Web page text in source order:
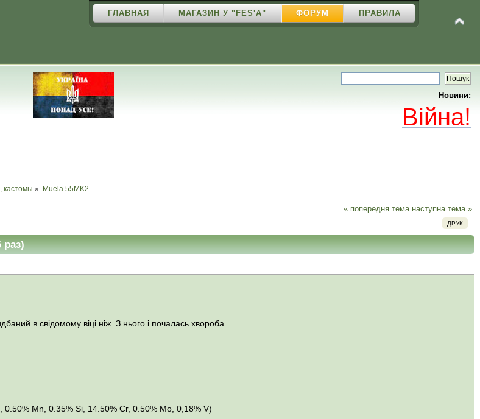
ГЛАВНАЯ МАГАЗИН У "FES'A" ФОРУМ ПРАВИЛА
Новини:
Війна!
кастомы » Muela 55MK2
« попередня тема наступна тема »
ДРУК
раз)
в свідомому віці ніж. З нього і почалась хвороба.
0.50% Mn, 0.35% Si, 14.50% Cr, 0.50% Mo, 0,18% V)